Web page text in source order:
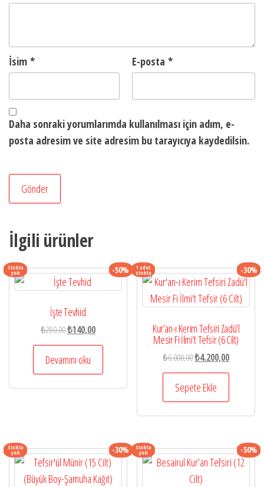
İsim * E-posta *
Daha sonraki yorumlarımda kullanılması için adım, e-
posta adresim ve site adresim bu tarayıcıya kaydedilsin.
İlgili ürünler
Stokta
yok -50%
İşte Tevhid
₺280,00Orijinal
fiyat:
₺280,00.
₺140,00Şu
andaki
₺140,00.
Devamını oku
1 adet
stokta -30%
Kur’an-ı Kerim Tefsiri Zadü’l
Mesir Fi İlmi’t Tefsir (6 Cilt)
₺6.000,00Orijinal
fiyat:
₺6.000,00.
₺4.200,00Şu
andaki
₺4.200,00.
Sepete Ekle
Stokta
yok -30% Stokta
yok -50%